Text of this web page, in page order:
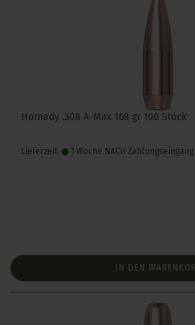
Hornady .308 A-Max 168 gr 100 Stück
Lieferzeit: 1 Woche NACH Zahlungseingang
IN DEN